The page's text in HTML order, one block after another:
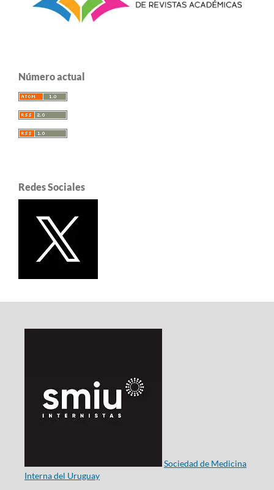
Número actual
Redes Sociales
Sociedad de Medicina
Interna del Uruguay